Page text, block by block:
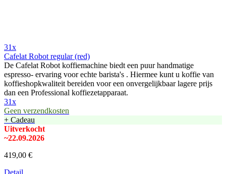
31x
Cafelat Robot regular (red)
De Cafelat Robot koffiemachine biedt een puur handmatige
espresso- ervaring voor echte barista's . Hiermee kunt u koffie van
koffieshopkwaliteit bereiden voor een onvergelijkbaar lagere prijs
dan een Professional koffiezetapparaat.
31x
Geen verzendkosten
+ Cadeau
Uitverkocht
~22.09.2026
419,00 €
Detail